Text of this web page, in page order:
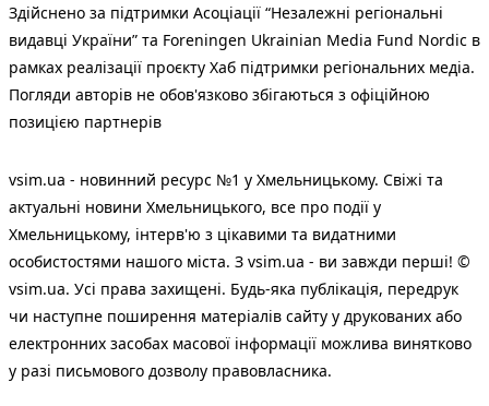
Здійснено за підтримки Асоціації “Незалежні регіональні
видавці України” та Foreningen Ukrainian Media Fund Nordic в
рамках реалізації проєкту Хаб підтримки регіональних медіа.
Погляди авторів не обов'язково збігаються з офіційною
позицією партнерів
vsim.ua - новинний ресурс №1 у Хмельницькому. Свіжі та
актуальні новини Хмельницького, все про події у
Хмельницькому, інтерв'ю з цікавими та видатними
особистостями нашого міста. З vsim.ua - ви завжди перші! ©
vsim.ua. Усі права захищені. Будь-яка публiкацiя, передрук
чи наступне поширення матеріалів сайту у друкованих або
електронних засобах масової інформації можлива винятково
у разі письмового дозволу правовласника.